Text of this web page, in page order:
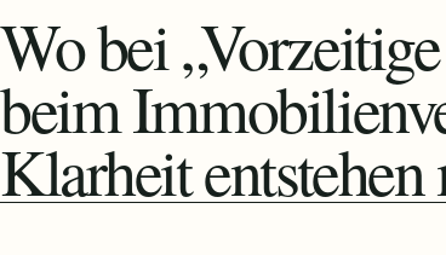
Wo bei
beim
Klarheit entstehen